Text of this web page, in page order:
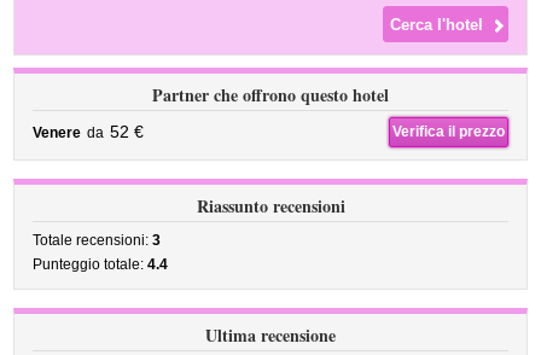
Partner che offrono questo hotel
Venere da 52 € Verifica il prezzo
Riassunto recensioni
Totale recensioni:3
Punteggio totale:4.4
Ultima recensione